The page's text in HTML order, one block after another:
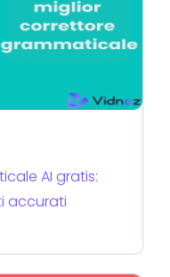
AI gratis:
accurati